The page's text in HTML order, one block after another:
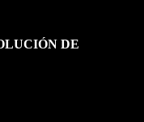
DE